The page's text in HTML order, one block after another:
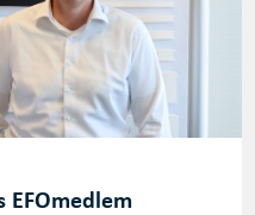
EFOmedlem